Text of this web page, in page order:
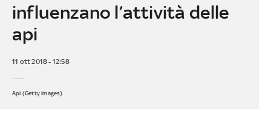
influenzano l’attività delle
api
11 ott 2018 - 12:58
Api (Getty Images)